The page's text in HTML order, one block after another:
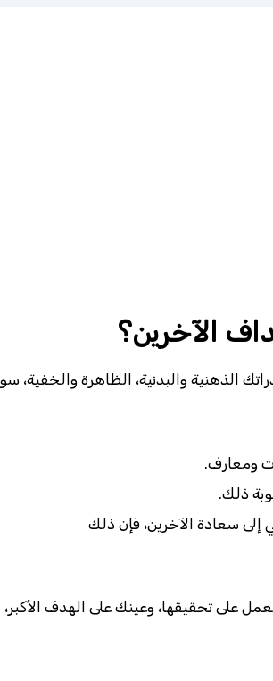
الآخرين؟
الذهنية والبدنية، الظاهرة
ومعارف.
ذلك.
سعادة الآخرين، فإن ذلك
على تحقيقها، وعينك على الهدف الأكبر،